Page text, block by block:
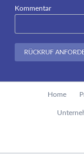
Kommentar
RÜCKRUF
Home